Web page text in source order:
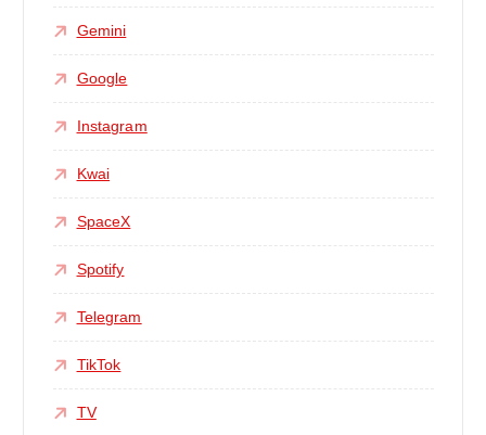
Gemini
Google
Instagram
Kwai
SpaceX
Spotify
Telegram
TikTok
TV